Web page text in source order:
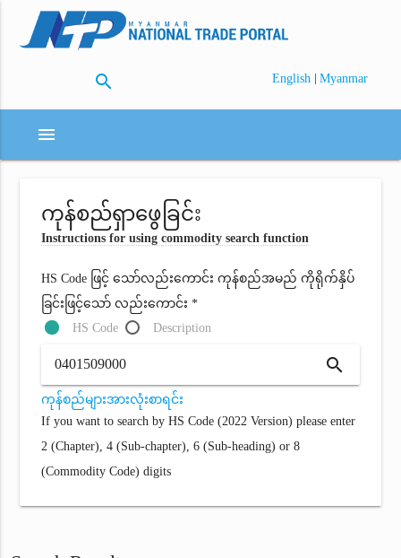
search English | Myanmar
menu
ကုန်စည်ရှာဖွေခြင်း
Instructions for using commodity search function
HS Code ဖြင့် သော်လည်းကောင်း ကုန်စည်အမည် ကိုရိုက်နှိပ်
ခြင်းဖြင့်သော် လည်းကောင်း *
HS Code
Description
search
ကုန်စည်များအားလုံးစာရင်း
If you want to search by HS Code (2022 Version) please enter
2 (Chapter), 4 (Sub-chapter), 6 (Sub-heading) or 8
(Commodity Code) digits